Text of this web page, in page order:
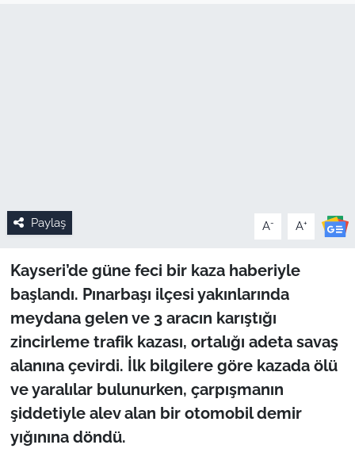
Paylaş A- A+
Kayseri’de güne feci bir kaza haberiyle
başlandı. Pınarbaşı ilçesi yakınlarında
meydana gelen ve 3 aracın karıştığı
zincirleme trafik kazası, ortalığı adeta savaş
alanına çevirdi. İlk bilgilere göre kazada ölü
ve yaralılar bulunurken, çarpışmanın
şiddetiyle alev alan bir otomobil demir
yığınına döndü.